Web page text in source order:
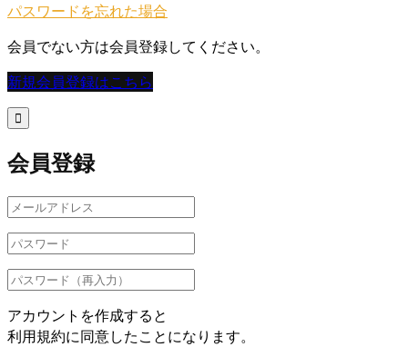
パスワードを忘れた場合
会員でない方は会員登録してください。
新規会員登録はこちら

会員登録
アカウントを作成すると
利用規約に同意したことになります。